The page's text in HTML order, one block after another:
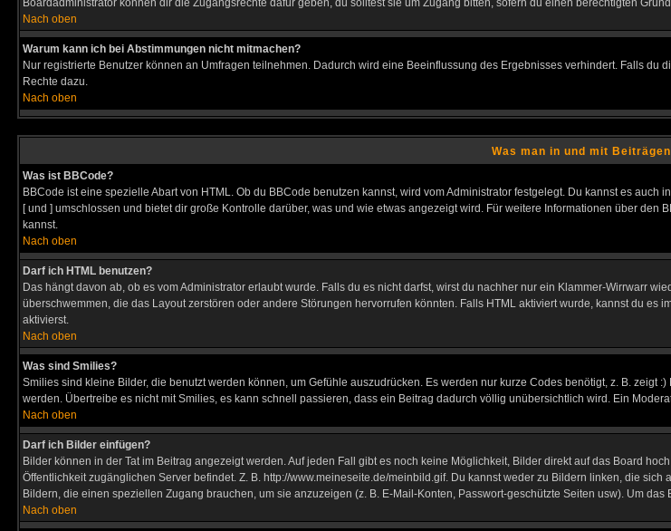
Boardadministrator können dir die Zugangsrechte dafür geben, du solltest sie um Zugang bitten, sofern du einen berechtigten
Nach oben
Warum kann ich bei Abstimmungen nicht mitmachen?
Nur registrierte Benutzer können an Umfragen teilnehmen. Dadurch wird eine Beeinflussung des Ergebnisses verhindert. Falls
Rechte dazu.
Nach oben
Was man in und mit
Was ist BBCode?
BBCode ist eine spezielle Abart von HTML. Ob du BBCode benutzen kannst, wird vom Administrator festgelegt. Du kannst es
[ und ] umschlossen und bietet dir große Kontrolle darüber, was und wie etwas angezeigt wird. Für weitere Informationen über
kannst.
Nach oben
Darf ich HTML benutzen?
Das hängt davon ab, ob es vom Administrator erlaubt wurde. Falls du es nicht darfst, wirst du nachher nur ein Klammer-Wirrwarr
überschwemmen, die das Layout zerstören oder andere Störungen hervorrufen könnten. Falls HTML aktiviert wurde, kannst du
aktivierst.
Nach oben
Was sind Smilies?
Smilies sind kleine Bilder, die benutzt werden können, um Gefühle auszudrücken. Es werden nur kurze Codes benötigt, z. B.
werden. Übertreibe es nicht mit Smilies, es kann schnell passieren, dass ein Beitrag dadurch völlig unübersichtlich wird. Ein
Nach oben
Darf ich Bilder einfügen?
Bilder können in der Tat im Beitrag angezeigt werden. Auf jeden Fall gibt es noch keine Möglichkeit, Bilder direkt auf das Board
Öffentlichkeit zugänglichen Server befindet. Z. B. http://www.meineseite.de/meinbild.gif. Du kannst weder zu Bildern linken, die
Bildern, die einen speziellen Zugang brauchen, um sie anzuzeigen (z. B. E-Mail-Konten, Passwort-geschützte Seiten usw). Um
Nach oben